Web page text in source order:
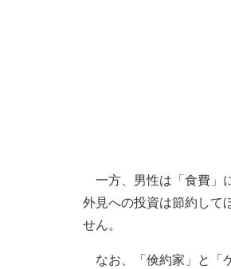
一方、男性は「食費」
外見への投資は節約して
せん。
なお、「倹約家」と「